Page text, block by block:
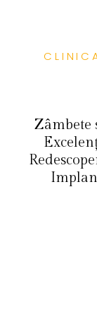
Zâmbete